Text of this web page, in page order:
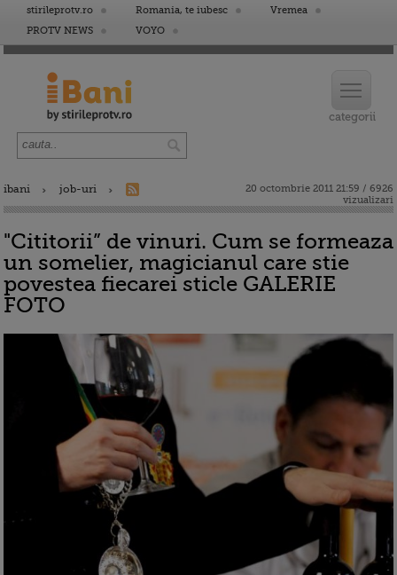
stirileprotv.ro Romania, te iubesc
Vremea
PROTV NEWS
VOYO
ibani job-uri
20 octombrie 2011 21:59 / 6926
vizualizari
"Cititorii” de vinuri. Cum se formeaza
un somelier, magicianul care stie
povestea fiecarei sticle GALERIE
FOTO